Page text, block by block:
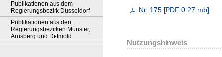
Publikationen aus dem
Regierungsbezirk Düsseldorf
Publikationen aus den
Regierungsbezirken Münster,
Arnsberg und Detmold
Nr. 175 [PDF 0.27 mb]
Nutzungshinweis